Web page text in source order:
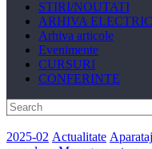
STIRI/NOUTATI
ARHIVA
Arhiva articole
Evenimente
CURSURI
CONFERINTE
2025-02 Actualitate